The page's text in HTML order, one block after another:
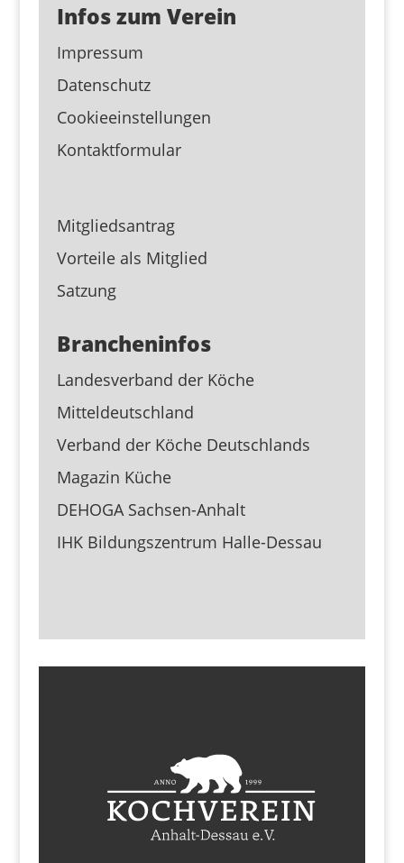
Infos zum Verein
Impressum
Datenschutz
Cookieeinstellungen
Kontaktformular
Mitgliedsantrag
Vorteile als Mitglied
Satzung
Brancheninfos
Landesverband der Köche
Mitteldeutschland
Verband der Köche Deutschlands
Magazin Küche
DEHOGA Sachsen-Anhalt
IHK Bildungszentrum Halle-Dessau